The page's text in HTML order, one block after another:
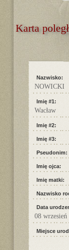
Karta
Nazwisko:
NOWICKI
Imię #1:
Wacław
Imię #2:
Imię #3:
Pseudonim:
Imię ojca:
Imię matki:
Nazwisko
Data
08 wrzesień
Miejsce